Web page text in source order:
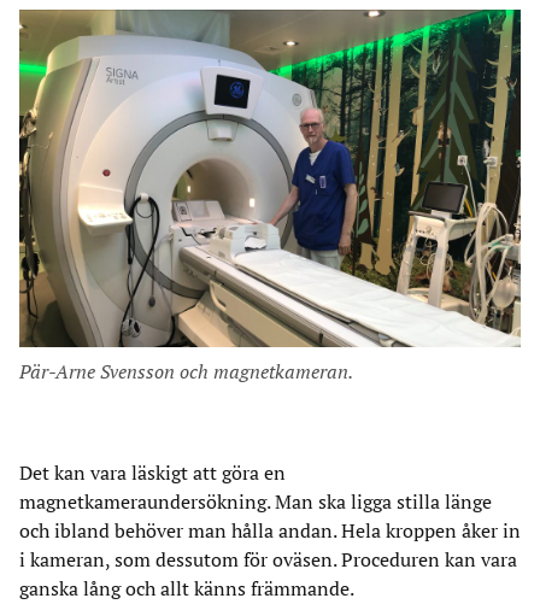
Pär-Arne Svensson och magnetkameran.
Det kan vara läskigt att göra en
magnetkameraundersökning. Man ska ligga stilla länge
och ibland behöver man hålla andan. Hela kroppen åker in
i kameran, som dessutom för oväsen. Proceduren kan vara
ganska lång och allt känns främmande.